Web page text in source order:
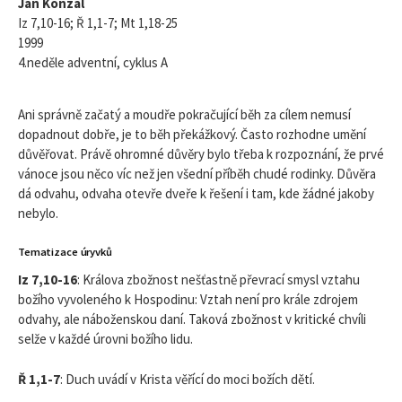
Iz 7,10-16; Ř 1,1-7; Mt 1,18-25
1999
4.neděle adventní, cyklus A
Ani správně začatý a moudře pokračující běh za cílem nemusí
dopadnout dobře, je to běh překážkový. Často rozhodne umění
důvěřovat. Právě ohromné důvěry bylo třeba k rozpoznání, že prvé
vánoce jsou něco víc než jen všední příběh chudé rodinky. Důvěra
dá odvahu, odvaha otevře dveře k řešení i tam, kde žádné jakoby
nebylo.
Tematizace úryvků
Iz 7,10-16: Králova zbožnost nešťastně převrací smysl vztahu
božího vyvoleného k Hospodinu: Vztah není pro krále zdrojem
odvahy, ale náboženskou daní. Taková zbožnost v kritické chvíli
selže v každé úrovni božího lidu.
Ř 1,1-7: Duch uvádí v Krista věřící do moci božích dětí.